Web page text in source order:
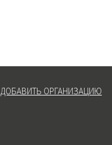
ДОБАВИТЬ ОРГАНИЗАЦИЮ